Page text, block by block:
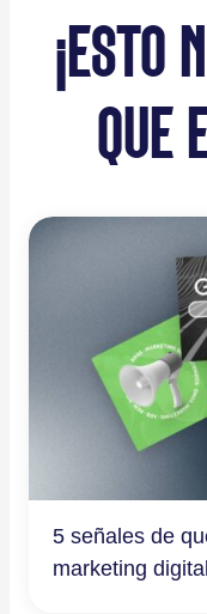
¡ESTO
QUE
5 señales de
marketing digital